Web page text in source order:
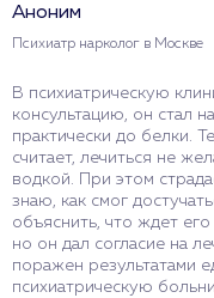
Аноним
Психиатр нарколог в Москве
В психиатрическую
консультацию, он стал
практически до белки.
считает, лечиться не
водкой. При этом
знаю, как смог
объяснить, что ждет
но он дал согласие на
поражен результатами
психиатрическую